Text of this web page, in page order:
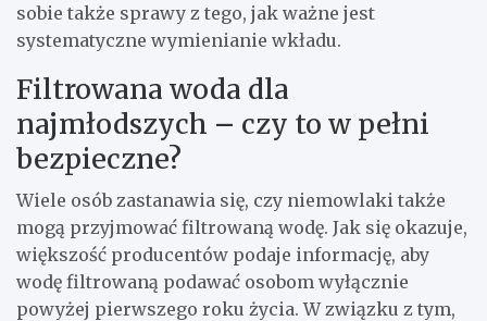
sobie także sprawy z tego, jak ważne jest
systematyczne wymienianie wkładu.
Filtrowana woda dla
najmłodszych – czy to w pełni
bezpieczne?
Wiele osób zastanawia się, czy niemowlaki także
mogą przyjmować filtrowaną wodę. Jak się okazuje,
większość producentów podaje informację, aby
wodę filtrowaną podawać osobom wyłącznie
powyżej pierwszego roku życia. W związku z tym,